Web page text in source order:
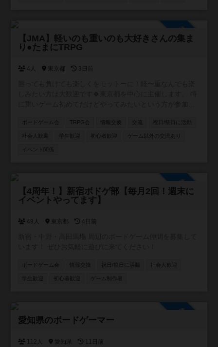
参加自由
【JMA】軽いのも重いのも大好きさんの集ま
り●たまにTRPG
4人 東京都 3日前
新参者の主催者ですが、毎月新しいボドゲ開拓しているの
でリクエストやおすすめも受け付けます✨
ボードゲーム会 TRPG会 情報交換 交流 祝日/祭日に活動
社会人歓迎 学生歓迎 初心者歓迎 ゲーム以外の交流あり
イベント関係
参加自由
【4周年！】新宿ボドゲ部【毎月2回！週末に
イベントやってます】
49人 東京都 4日前
ボードゲーム会 情報交換 祝日/祭日に活動 社会人歓迎
学生歓迎 初心者歓迎 ゲーム制作者
愛知県のボードゲーマー
112人 愛知県 11日前